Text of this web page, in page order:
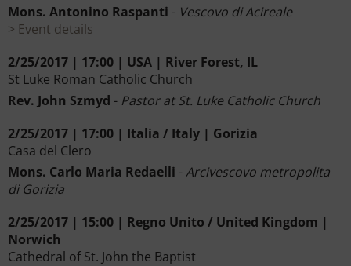
Mons. Antonino Raspanti - Vescovo di Acireale
Event details
2/25/2017 | 17:00 | USA | River Forest, IL
St Luke Roman Catholic Church
Rev. John Szmyd - Pastor at St. Luke Catholic Church
2/25/2017 | 17:00 | Italia / Italy | Gorizia
Casa del Clero
Mons. Carlo Maria Redaelli -Arcivescovo metropolita
di Gorizia
2/25/2017 | 15:00 | Regno Unito / United Kingdom |
Norwich
Cathedral of St. John the Baptist